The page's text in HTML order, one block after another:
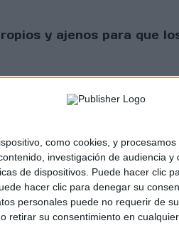
como cookies, y
investigación de audiencia y
de dispositivos. Puede hacer clic
hacer clic para denegar su
personales puede no requerir de
su consentimiento en
y ajenos para que
|Contacto|Aviso